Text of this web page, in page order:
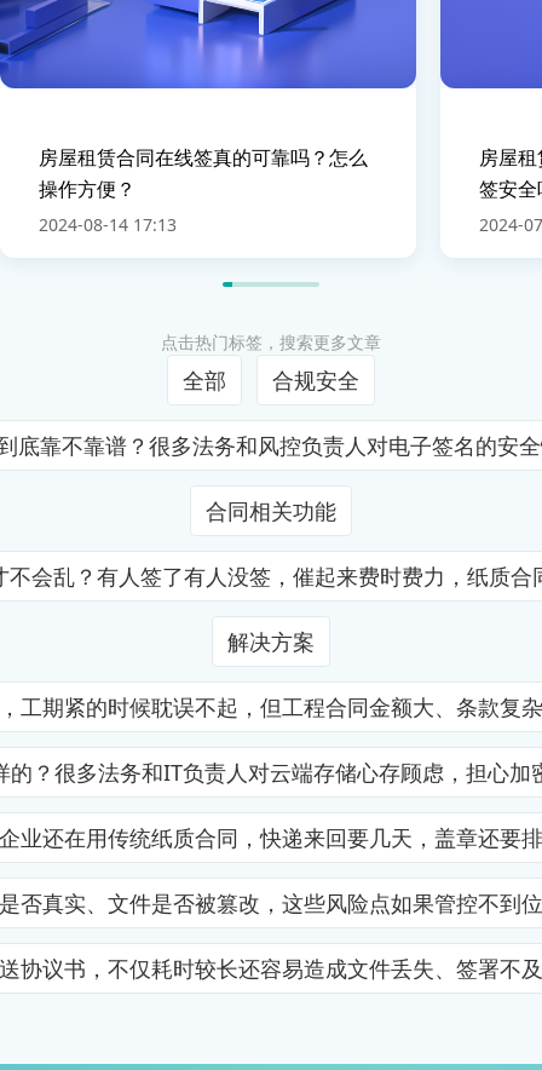
房屋租赁合同在线签真的可靠吗？怎么
操作方便？
2024-08-14 17:13
房屋
签安
2024-
点击热门标签，搜索更多文章
全部 合规安全
靠不靠谱？很多法务和风控负责人对电子签名的
合同相关功能
会乱？有人签了有人没签，催起来费时费力，纸质
解决方案
期紧的时候耽误不起，但工程合同金额大、条款
很多法务和IT负责人对云端存储心存顾虑，担
还在用传统纸质合同，快递来回要几天，盖章还
真实、文件是否被篡改，这些风险点如果管控不
议书，不仅耗时较长还容易造成文件丢失、签署